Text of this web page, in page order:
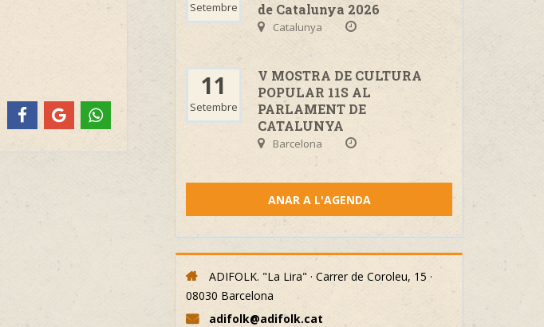
Setembre
de Catalunya 2026
Catalunya
11
Setembre
V MOSTRA DE CULTURA
POPULAR 11S AL
PARLAMENT DE
CATALUNYA
Barcelona
ANAR A L'AGENDA
ADIFOLK. "La Lira" · Carrer de Coroleu, 15 ·
08030 Barcelona
adifolk@adifolk.cat